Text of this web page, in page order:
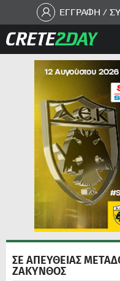
ΕΓΓΡΑΦΗ /
ΣΕ ΑΠΕΥΘΕΙΑΣ
ΖΑΚΥΝΘΟΣ